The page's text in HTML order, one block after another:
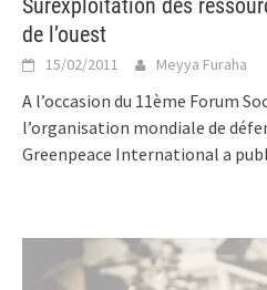
Surexploitation des
de l’ouest
15/02/2011 Meyya Furaha
A l’occasion du 11ème Forum
l’organisation mondiale de
Greenpeace International a